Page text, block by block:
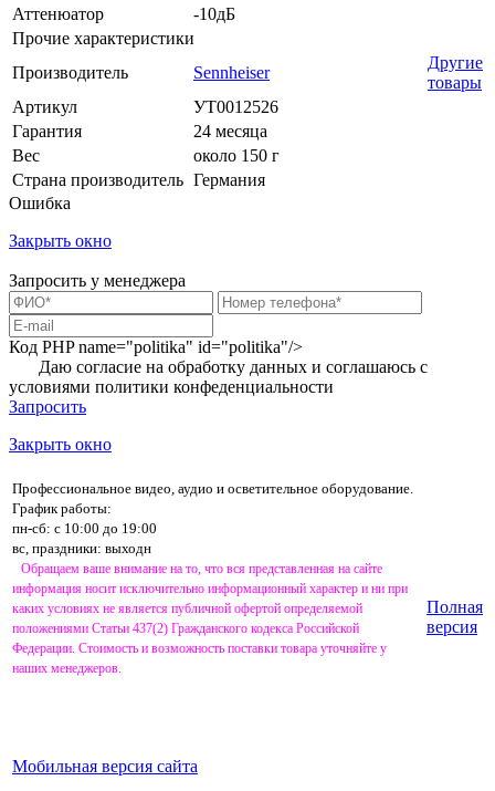
Аттенюатор
-10дБ
Прочие характеристики
Производитель
Sennheiser
Другие
товары
Артикул
УТ0012526
Гарантия
24 месяца
Вес
около 150 г
Страна производитель Германия
Ошибка
Закрыть окно
Запросить у менеджера
Код PHPname="politika" id="politika"/>
Даю согласие на обработку данных и соглашаюсь с
условиями политики конфеденциальности
Запросить
Закрыть окно
Профессиональное видео, аудио и осветительное оборудование.
График работы:
пн-сб: с 10:00 до 19:00
вс, праздники: выходн
Обращаем ваше внимание на то, что вся представленная на сайте
информация носит исключительно информационный характер и ни при
каких условиях не является публичной офертой определяемой
положениями Статьи 437(2) Гражданского кодекса Российской
Федерации. Стоимость и возможность поставки товара уточняйте у
наших менеджеров.
Мобильная версия сайта
Полная
версия